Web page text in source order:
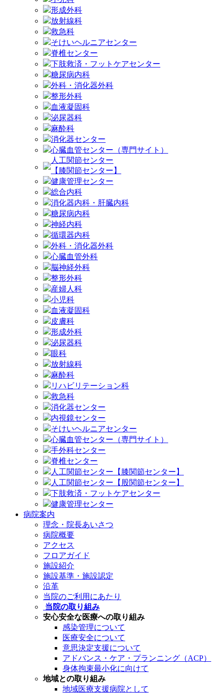
形成外科
放射線科
救急科
そけいヘルニアセンター
脊椎センター
下肢救済・フットケアセンター
糖尿病内科
外科・消化器外科
整形外科
血液凝固科
泌尿器科
麻酔科
消化器センター
心臓血管センター（専門サイト）
人工関節センター
【膝関節センター】
健康管理センター
総合内科
消化器内科・肝臓内科
糖尿病内科
神経内科
循環器内科
外科・消化器外科
心臓血管外科
脳神経外科
整形外科
産婦人科
小児科
血液凝固科
皮膚科
形成外科
泌尿器科
眼科
放射線科
麻酔科
リハビリテーション科
救急科
消化器センター
内視鏡センター
そけいヘルニアセンター
心臓血管センター（専門サイト）
手外科センター
脊椎センター
人工関節センター【膝関節センター】
人工関節センター【股関節センター】
下肢救済・フットケアセンター
健康管理センター
病院案内
理念・院長あいさつ
病院概要
アクセス
フロアガイド
施設紹介
施設基準・施設認定
沿革
当院のご利用にあたり
当院の取り組み
安心安全な医療への取り組み
感染管理について
医療安全について
意思決定支援について
アドバンス・ケア・プランニング（ACP）
身体拘束最小化に向けて
地域との取り組み
地域医療支援病院として